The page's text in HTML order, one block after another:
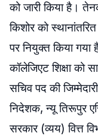
को जारी किया है।
किशोर को
पर नियुक्त किया
कॉलेजिएट शिक्षा को
सचिव पद की
निदेशक, न्यू तिरूपुर
सरकार (व्यय) वित्त